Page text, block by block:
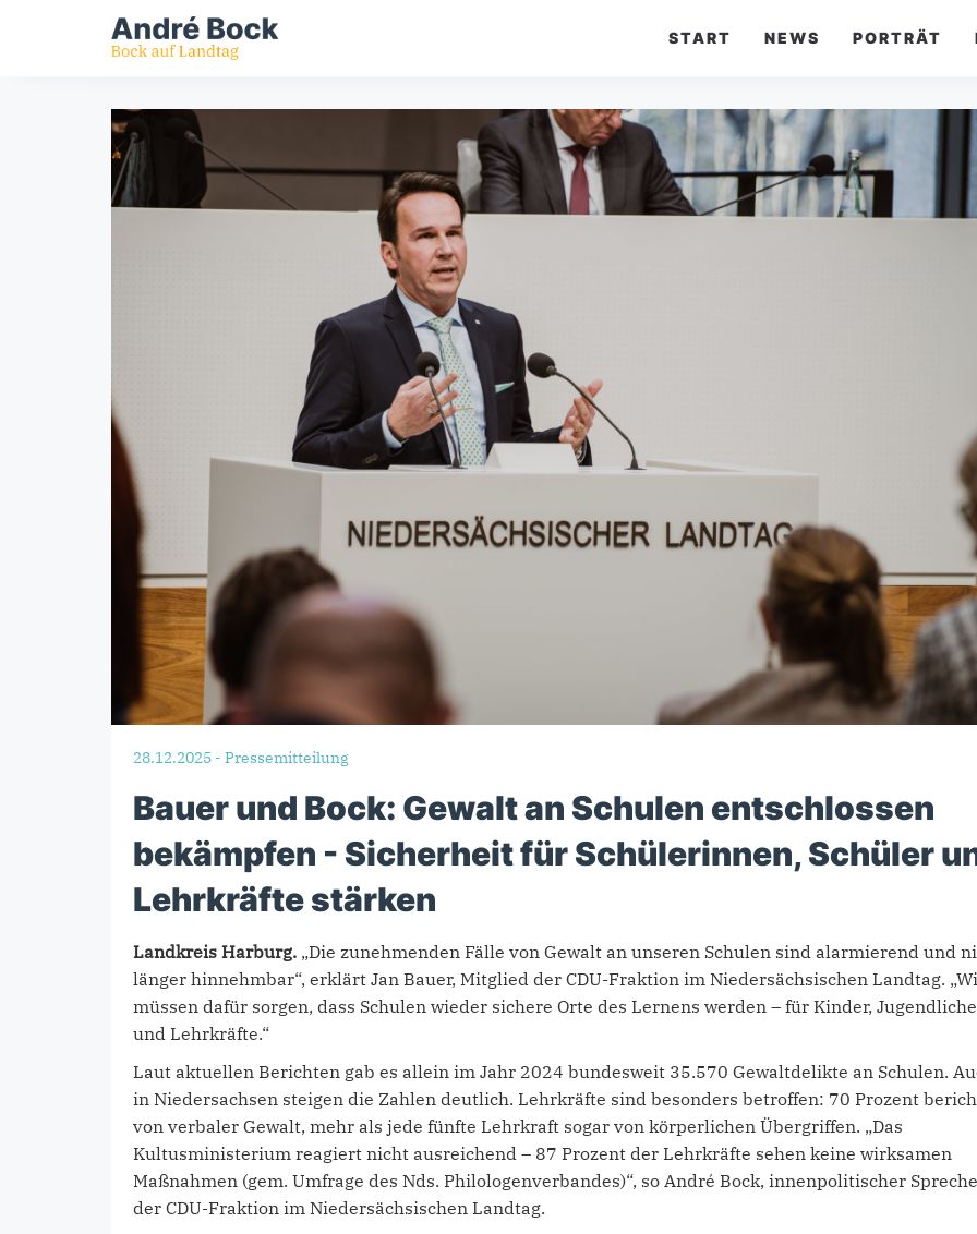
START NEWS PORTRÄT
28.12.2025 - Pressemitteilung
Bauer und Bock: Gewalt an Schulen entschlossen
bekämpfen - Sicherheit für Schülerinnen, Schüler
Lehrkräfte stärken
Landkreis Harburg. „Die zunehmenden Fälle von Gewalt an unseren Schulen sind alarmierend und
länger hinnehmbar“, erklärt Jan Bauer, Mitglied der CDU-Fraktion im Niedersächsischen Landtag.
müssen dafür sorgen, dass Schulen wieder sichere Orte des Lernens werden – für Kinder, Jugendliche
und Lehrkräfte.“
Laut aktuellen Berichten gab es allein im Jahr 2024 bundesweit 35.570 Gewaltdelikte an Schulen.
in Niedersachsen steigen die Zahlen deutlich. Lehrkräfte sind besonders betroffen: 70 Prozent
von verbaler Gewalt, mehr als jede fünfte Lehrkraft sogar von körperlichen Übergriffen. „Das
Kultusministerium reagiert nicht ausreichend – 87 Prozent der Lehrkräfte sehen keine wirksamen
Maßnahmen (gem. Umfrage des Nds. Philologenverbandes)“, so André Bock, innenpolitischer
der CDU-Fraktion im Niedersächsischen Landtag.